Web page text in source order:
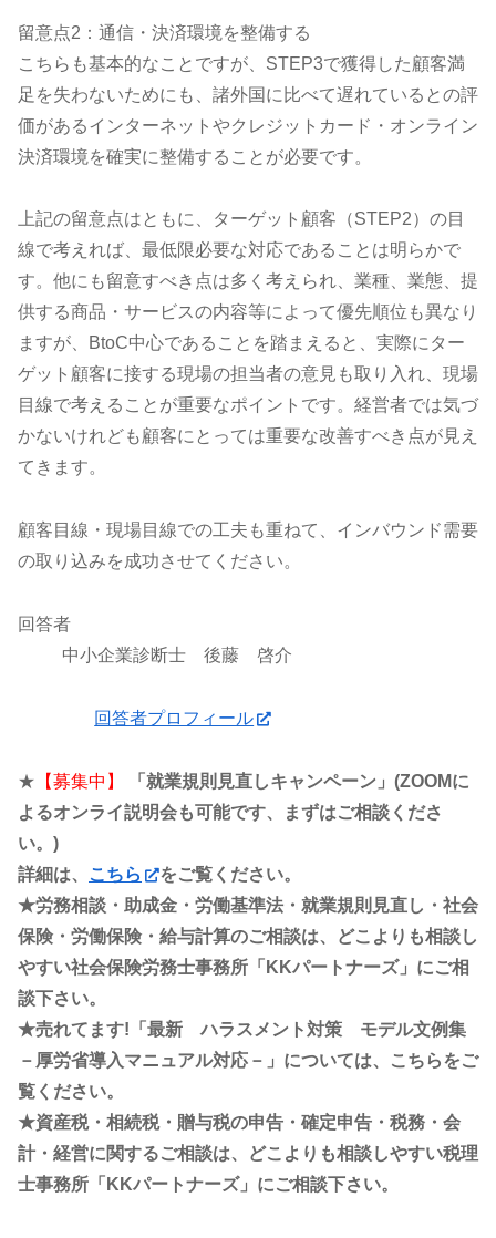
留意点2：通信・決済環境を整備する
こちらも基本的なことですが、STEP3で獲得した顧客満
足を失わないためにも、諸外国に比べて遅れているとの評
価があるインターネットやクレジットカード・オンライン
決済環境を確実に整備することが必要です。
上記の留意点はともに、ターゲット顧客（STEP2）の目
線で考えれば、最低限必要な対応であることは明らかで
す。他にも留意すべき点は多く考えられ、業種、業態、提
供する商品・サービスの内容等によって優先順位も異なり
ますが、BtoC中心であることを踏まえると、実際にター
ゲット顧客に接する現場の担当者の意見も取り入れ、現場
目線で考えることが重要なポイントです。経営者では気づ
かないけれども顧客にとっては重要な改善すべき点が見え
てきます。
顧客目線・現場目線での工夫も重ねて、インバウンド需要
の取り込みを成功させてください。
回答者
中小企業診断士 後藤 啓介
回答者プロフィール
★ 【募集中】
「就業規則見直しキャンペーン」(ZOOMに
よるオンライ説明会も可能です、まずはご相談くださ
い。)
詳細は、
こちら
をご覧ください。
★労務相談・助成金・労働基準法・就業規則見直し・社会
保険・労働保険・給与計算のご相談は、どこよりも相談し
やすい社会保険労務士事務所「KKパートナーズ」にご相
談下さい。
★売れてます!「最新 ハラスメント対策 モデル文例集
－厚労省導入マニュアル対応－」については、こちらをご
覧ください。
★資産税・相続税・贈与税の申告・確定申告・税務・会
計・経営に関するご相談は、どこよりも相談しやすい税理
士事務所「KKパートナーズ」にご相談下さい。